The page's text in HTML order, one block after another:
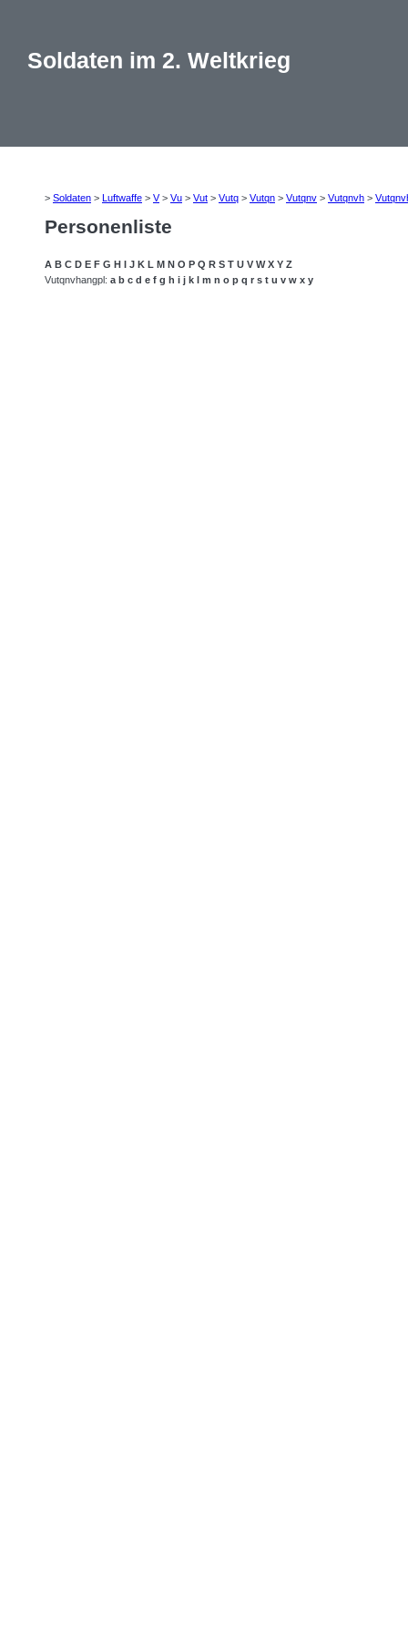
Soldaten im 2. Weltkrieg
> Soldaten > Luftwaffe > V> Vu > Vut > Vutq > Vutqn > Vutqnv > Vutqnvh >
Personenliste
A B C D E F G H I J K L M N O P Q R S T U V W X Y Z
Vutqnvhangpl: a b c d e f g h i j k l m n o p q r s t u v w x y